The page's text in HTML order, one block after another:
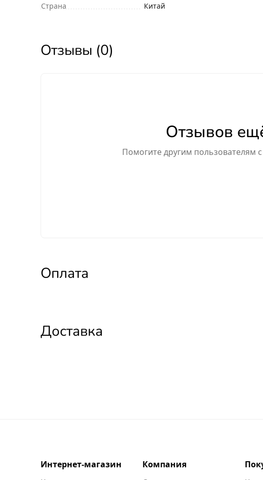
Страна
Китай
Отзывы (0)
Отзывов
Помогите другим пользователям
Оплата
Доставка
Интернет-магазин
Компания